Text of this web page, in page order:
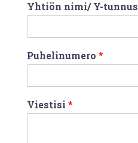
Yhtiön nimi/ Y-tunnus
Puhelinumero *
Viestisi *